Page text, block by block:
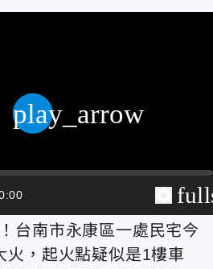
play_arrow
台南市永康區一處民宅今
火，起火點疑似是1樓車